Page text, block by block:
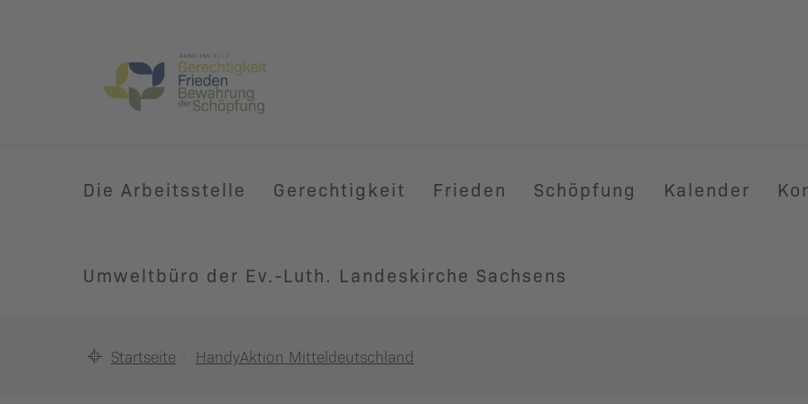
Die Arbeitsstelle Gerechtigkeit Frieden Schöpfung Kalender
Umweltbüro der Ev.-Luth. Landeskirche Sachsens
Startseite HandyAktion Mitteldeutschland